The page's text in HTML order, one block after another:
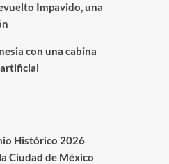
Impavido, una
con una cabina
Histórico 2026
Ciudad de México